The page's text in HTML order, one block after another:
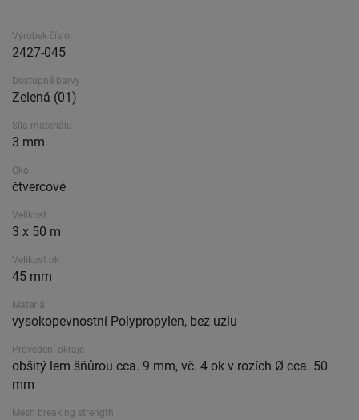
Výrobek číslo
2427-045
Dostupné barvy
Zelená (01)
Síla materiálu
3 mm
Oko
čtvercové
Velikost
3 x 50 m
Velikost ok
45 mm
Materiál
vysokopevnostní Polypropylen, bez uzlu
Provedení okraje
obšitý lem šňůrou cca. 9 mm, vč. 4 ok v rozích Ø cca. 50
mm
Mesh breaking strength